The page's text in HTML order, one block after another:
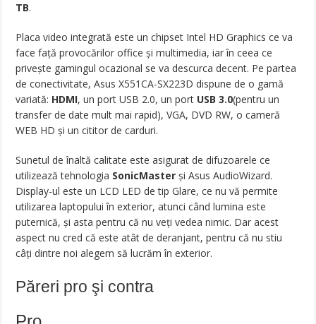
TB.
Placa video integrată este un chipset Intel HD Graphics ce va
face față provocărilor office și multimedia, iar în ceea ce
privește gamingul ocazional se va descurca decent. Pe partea
de conectivitate, Asus X551CA-SX223D dispune de o gamă
variată: HDMI, un port USB 2.0, un port USB 3.0(pentru un
transfer de date mult mai rapid), VGA, DVD RW, o cameră
WEB HD și un cititor de carduri.
Sunetul de înaltă calitate este asigurat de difuzoarele ce
utilizează tehnologia SonicMaster și Asus AudioWizard.
Display-ul este un LCD LED de tip Glare, ce nu vă permite
utilizarea laptopului în exterior, atunci când lumina este
puternică, și asta pentru că nu veți vedea nimic. Dar acest
aspect nu cred că este atât de deranjant, pentru că nu stiu
câți dintre noi alegem să lucrăm în exterior.
Păreri pro şi contra